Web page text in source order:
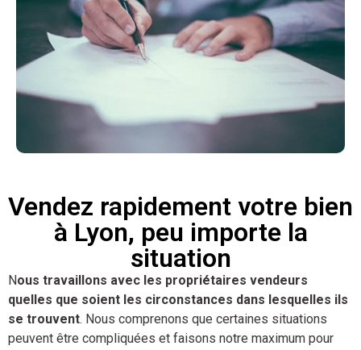
Vendez rapidement votre bien
à Lyon, peu importe la
situation
Nous travaillons avec les propriétaires vendeurs
quelles que soient les circonstances dans lesquelles ils
se trouvent. Nous comprenons que certaines situations
peuvent être compliquées et faisons notre maximum pour